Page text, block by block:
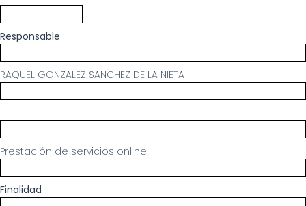
Responsable
RAQUEL GONZALEZ SANCHEZ DE LA NIETA
Prestación de servicios online
Finalidad